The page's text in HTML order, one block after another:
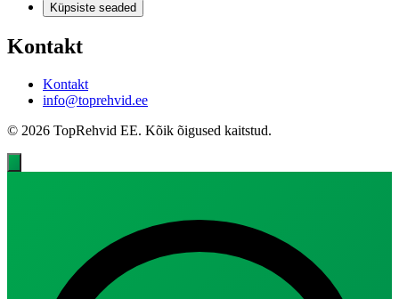
Küpsiste seaded
Kontakt
Kontakt
info@toprehvid.ee
© 2026 TopRehvid EE. Kõik õigused kaitstud.